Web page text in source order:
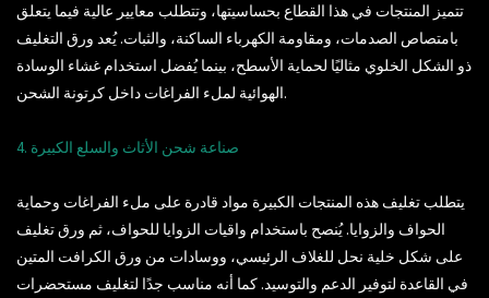
تتميز المنتجات في هذا القطاع بحساسيتها، وتتطلب معايير عالية فيما يتعلق
بامتصاص الصدمات، ومقاومة الكهرباء الساكنة، والثبات. يُعد ورق التغليف
ذو الشكل الخلوي مثاليًا لحماية الأسطح، بينما يُفضل استخدام غشاء الوسادة
الهوائية لملء الفراغات داخل كرتونة الشحن.
4. صناعة شحن الأثاث والسلع الكبيرة
يتطلب تغليف هذه المنتجات الكبيرة مواد قادرة على ملء الفراغات وحماية
الحواف والزوايا. يُنصح باستخدام واقيات الزوايا للحواف، ثم ورق تغليف
على شكل خلية نحل للغلاف الرئيسي، ووسادات من ورق الكرافت المتين
في القاعدة لتوفير الدعم والتوسيد. كما أنه مناسب جدًا لتغليف مستحضرات